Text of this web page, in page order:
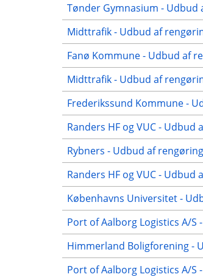
Tønder Gymnasium -
Midttrafik - Udbud af
Fanø Kommune - Udbud af
Midttrafik - Udbud af
Frederikssund Kommune -
Randers HF og VUC -
Rybners - Udbud af
Randers HF og VUC -
Københavns Universitet -
Port of Aalborg Logistics A/
Himmerland Boligforening -
Port of Aalborg Logistics A/S